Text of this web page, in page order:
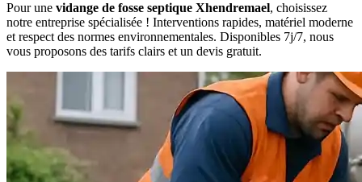
Pour une vidange de fosse septique Xhendremael, choisissez
notre entreprise spécialisée ! Interventions rapides, matériel moderne
et respect des normes environnementales. Disponibles 7j/7, nous
vous proposons des tarifs clairs et un devis gratuit.